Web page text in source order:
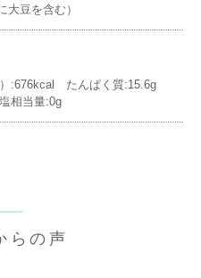
豆を含む）
）:676kcal たんぱく質:15.6g
相当量:0g
らの声